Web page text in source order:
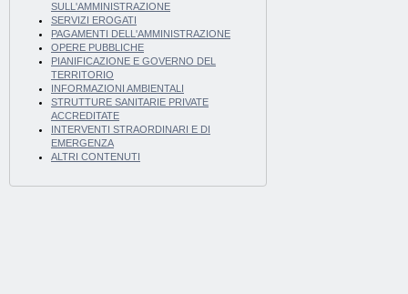
SULL'AMMINISTRAZIONE
SERVIZI EROGATI
PAGAMENTI DELL'AMMINISTRAZIONE
OPERE PUBBLICHE
PIANIFICAZIONE E GOVERNO DEL
TERRITORIO
INFORMAZIONI AMBIENTALI
STRUTTURE SANITARIE PRIVATE
ACCREDITATE
INTERVENTI STRAORDINARI E DI
EMERGENZA
ALTRI CONTENUTI